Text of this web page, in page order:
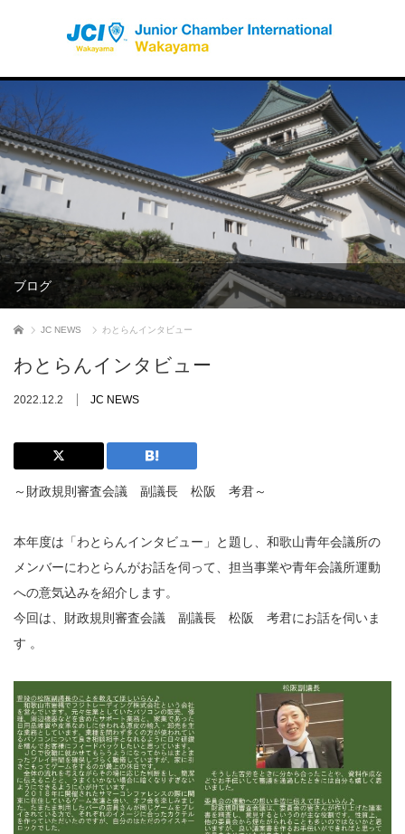
ブログ
ホーム JC NEWS わとらんインタビュー
わとらんインタビュー
2022.12.2 JC NEWS
～財政規則審査会議 副議長 松阪 考君～
本年度は「わとらんインタビュー」と題し、和歌山青年会議所の
メンバーにわとらんがお話を伺って、担当事業や青年会議所運動
への意気込みを紹介します。
今回は、財政規則審査会議 副議長 松阪 考君にお話を伺いま
す 。